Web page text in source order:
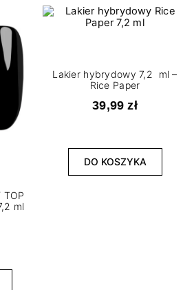
TOP
ml
Lakier hybrydowy 7,2 ml –
Rice Paper
39,99 zł
DO KOSZYKA